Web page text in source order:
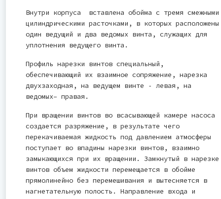
Внутри корпуса вставлена обойма с тремя смежными
цилиндрическими расточками, в которых расположены
один ведущий и два ведомых винта, служащих для
уплотнения ведущего винта.
Профиль нарезки винтов специальный,
обеспечивающий их взаимное сопряжение, нарезка
двухзаходная, на ведущем винте ‑ левая, на
ведомых– правая.
При вращении винтов во всасывающей камере насоса
создается разряжение, в результате чего
перекачиваемая жидкость под давлением атмосферы
поступает во впадины нарезки винтов, взаимно
замыкающихся при их вращении. Замкнутый в нарезке
винтов объем жидкости перемещается в обойме
прямолинейно без перемешивания и вытесняется в
нагнетательную полость. Направление входа и